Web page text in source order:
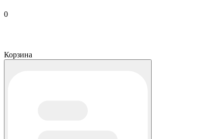
0
Корзина